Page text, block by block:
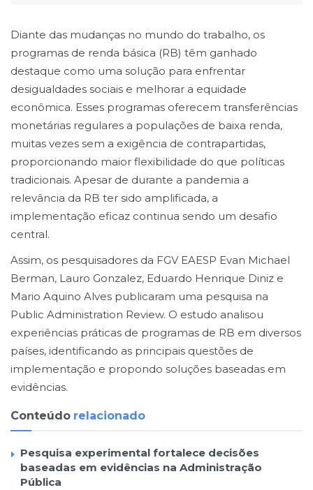
Diante das mudanças no mundo do trabalho, os
programas de renda básica (RB) têm ganhado
destaque como uma solução para enfrentar
desigualdades sociais e melhorar a equidade
econômica. Esses programas oferecem transferências
monetárias regulares a populações de baixa renda,
muitas vezes sem a exigência de contrapartidas,
proporcionando maior flexibilidade do que políticas
tradicionais. Apesar de durante a pandemia a
relevância da RB ter sido amplificada, a
implementação eficaz continua sendo um desafio
central.
Assim, os pesquisadores da FGV EAESP Evan Michael
Berman, Lauro Gonzalez, Eduardo Henrique Diniz e
Mario Aquino Alves publicaram uma pesquisa na
Public Administration Review. O estudo analisou
experiências práticas de programas de RB em diversos
países, identificando as principais questões de
implementação e propondo soluções baseadas em
evidências.
Conteúdo relacionado
Pesquisa experimental fortalece decisões
baseadas em evidências na Administração
Pública